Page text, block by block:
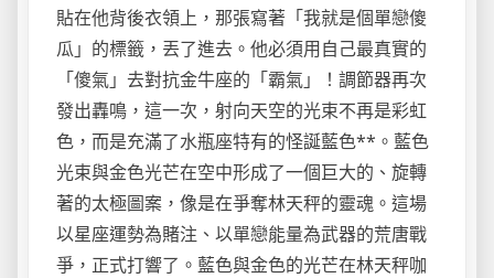
貼在他背後衣領上，那張寫著「我就是個單戀傻
瓜」的標籤，丟了進去。他必須用自己最真實的
「傻氣」去對抗金牛座的「霸氣」！調節器再次
發出轟鳴，這一次，射向天空的光束不再是彩虹
色，而是充滿了水瓶座特有的怪誕藍色**。藍色
光束與金色光芒在空中形成了一個巨大的、旋轉
著的太極圖案，像是在爭奪林天秤的靈魂。這場
以星座運勢為賭注、以單戀能量為武器的荒唐戰
爭，正式打響了。藍色與金色的光芒在林天秤咖